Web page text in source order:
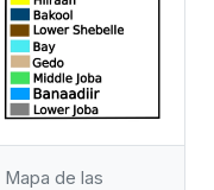
Mapa de las